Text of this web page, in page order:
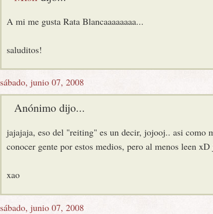
A mi me gusta Rata Blancaaaaaaaa...
saluditos!
sábado, junio 07, 2008
Anónimo dijo...
jajajaja, eso del "reiting" es un decir, jojooj.. asi
conocer gente por estos medios, pero al menos leen
xao
sábado, junio 07, 2008